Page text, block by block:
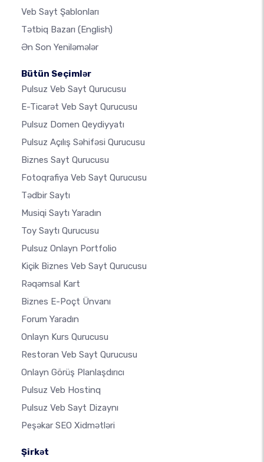
Veb Sayt Şablonları
Tətbiq Bazarı (English)
Ən Son Yeniləmələr
Bütün Seçimlər
Pulsuz Veb Sayt Qurucusu
E-Ticarət Veb Sayt Qurucusu
Pulsuz Domen Qeydiyyatı
Pulsuz Açılış Səhifəsi Qurucusu
Biznes Sayt Qurucusu
Fotoqrafiya Veb Sayt Qurucusu
Tədbir Saytı
Musiqi Saytı Yaradın
Toy Saytı Qurucusu
Pulsuz Onlayn Portfolio
Kiçik Biznes Veb Sayt Qurucusu
Rəqəmsal Kart
Biznes E-Poçt Ünvanı
Forum Yaradın
Onlayn Kurs Qurucusu
Restoran Veb Sayt Qurucusu
Onlayn Görüş Planlaşdırıcı
Pulsuz Veb Hostinq
Pulsuz Veb Sayt Dizaynı
Peşəkar SEO Xidmətləri
Şirkət